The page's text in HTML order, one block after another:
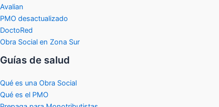
Avalian
PMO desactualizado
DoctoRed
Obra Social en Zona Sur
Guías de salud
Qué es una Obra Social
Qué es el PMO